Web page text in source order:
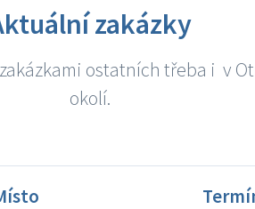
zakázky
ostatních třeba i v
okolí.